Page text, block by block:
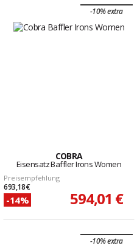
-10% extra
COBRA
Eisensatz Baffler Irons Women
Preisempfehlung
693,18 €
-14% 594,01 €
-10% extra